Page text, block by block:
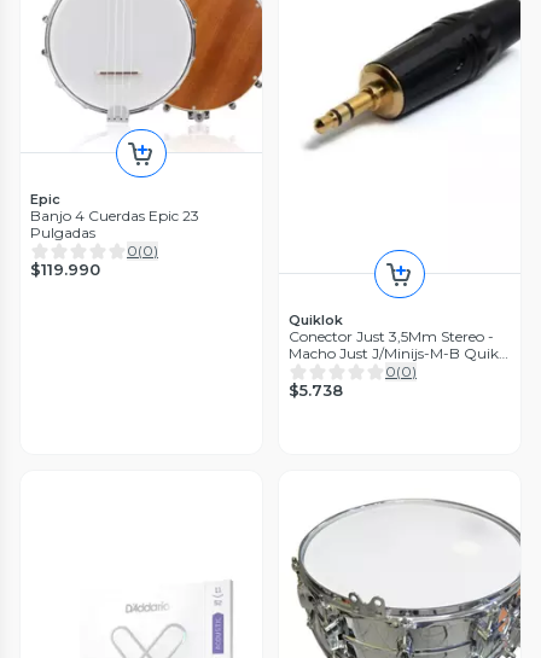
Epic
Banjo 4 Cuerdas Epic 23
Pulgadas
0(0)
$119.990
Quiklok
Conector Just 3,5Mm Stereo -
Macho Just J/Minijs-M-B Quik
Lok
0(0)
$5.738